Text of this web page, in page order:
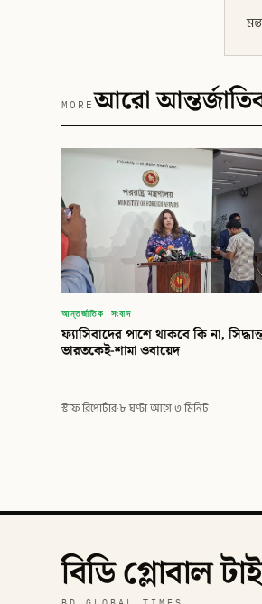
MOREআরো
আন্তর্জাতিক সংবাদ
ফ্যাসিবাদের পাশে থাকবে কি না,
ভারতকেই-শামা ওবায়েদ
স্টাফ রিপোর্টার·৮ ঘণ্টা আগে·৩ মিনিট
বিডি গ্লোবাল